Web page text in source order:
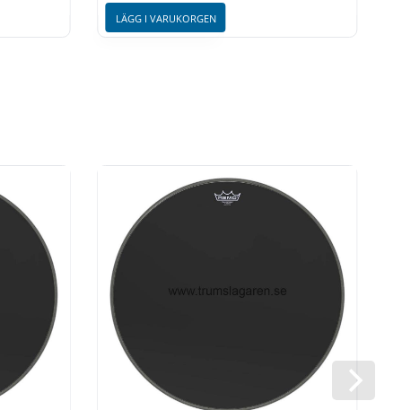
LÄGG I VARUKORGEN